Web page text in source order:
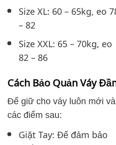
Size XL: 60 – 65kg, eo
– 82
Size XXL: 65 – 70kg, eo
82 – 86
Cách Bảo Quản Váy
Để giữ cho váy luôn mới
các điểm sau:
Giặt Tay: Để đảm bảo